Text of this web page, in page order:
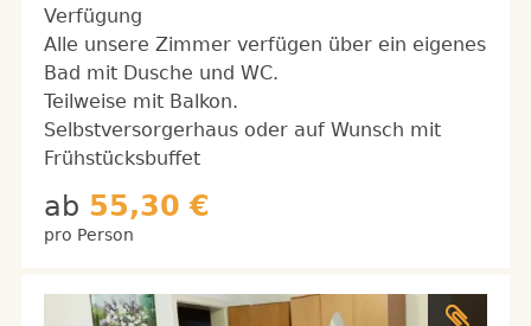
Verfügung
Alle unsere Zimmer verfügen über ein eigenes
Bad mit Dusche und WC.
Teilweise mit Balkon.
Selbstversorgerhaus oder auf Wunsch mit
Frühstücksbuffet
ab 55,30 €
pro Person